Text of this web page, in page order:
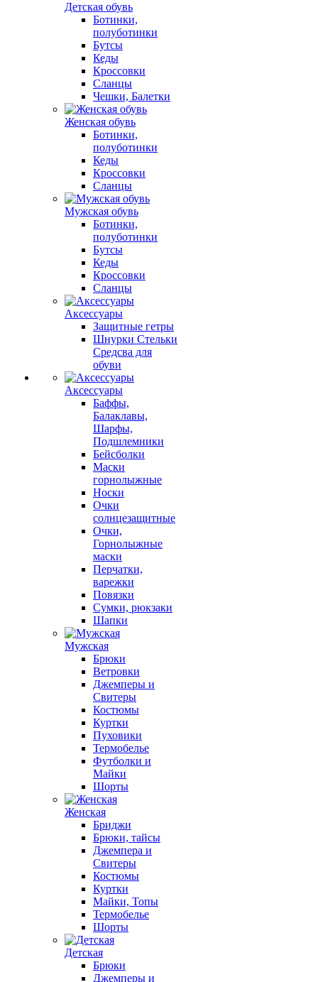
Детская обувь
Ботинки,
полуботинки
Бутсы
Кеды
Кроссовки
Сланцы
Чешки, Балетки
Женская обувь
Ботинки,
полуботинки
Кеды
Кроссовки
Сланцы
Мужская обувь
Ботинки,
полуботинки
Бутсы
Кеды
Кроссовки
Сланцы
Аксессуары
Защитные гетры
Шнурки Стельки
Средсва для
обуви
Аксессуары
Баффы,
Балаклавы,
Шарфы,
Подшлемники
Бейсболки
Маски
горнолыжные
Носки
Очки
солнцезащитные
Очки,
Горнолыжные
маски
Перчатки,
варежки
Повязки
Сумки, рюкзаки
Шапки
Мужская
Брюки
Ветровки
Джемперы и
Свитеры
Костюмы
Куртки
Пуховики
Термобелье
Футболки и
Майки
Шорты
Женская
Бриджи
Брюки, тайсы
Джемпера и
Свитеры
Костюмы
Куртки
Майки, Топы
Термобелье
Шорты
Детская
Брюки
Джемперы и